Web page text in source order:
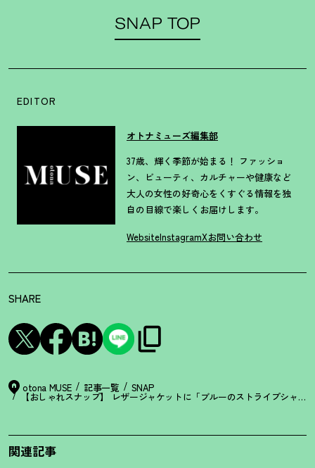
SNAP TOP
EDITOR
オトナミューズ編集部
37歳、輝く季節が始まる！ ファッショ
ン、ビューティ、カルチャーや健康など
大人の女性の好奇心をくすぐる情報を独
自の目線で楽しくお届けします。
WebsiteInstagramXお問い合わせ
SHARE
otona MUSE 記事一覧 SNAP
【おしゃれスナップ】 レザージャケットに「ブルーのストライプシャ
関連記事